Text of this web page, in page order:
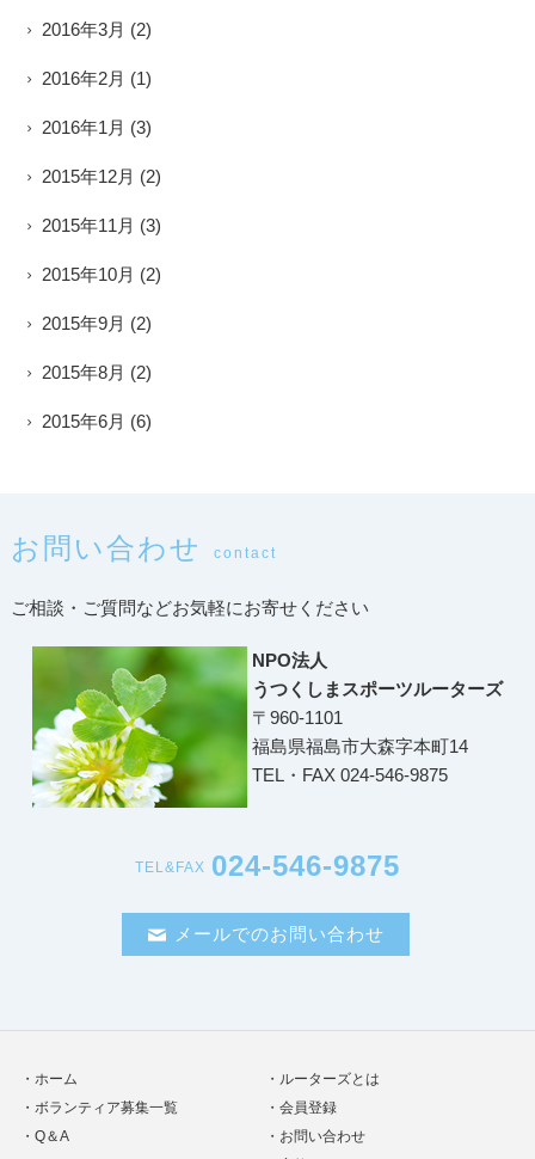
2016年3月 (2)
2016年2月 (1)
2016年1月 (3)
2015年12月 (2)
2015年11月 (3)
2015年10月 (2)
2015年9月 (2)
2015年8月 (2)
2015年6月 (6)
お問い合わせ contact
ご相談・ご質問などお気軽にお寄せください
NPO法人
うつくしまスポーツルーターズ
〒960-1101
福島県福島市大森字本町14
TEL・FAX 024-546-9875
TEL&FAX 024-546-9875
メールでのお問い合わせ
ホーム
ルーターズとは
ボランティア募集一覧
会員登録
Q＆A
お問い合わせ